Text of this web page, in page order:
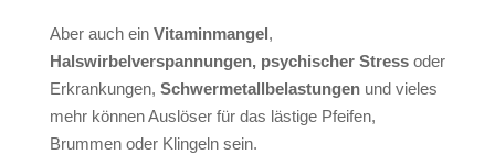
Aber auch ein Vitaminmangel,
Halswirbelverspannungen, psychischer Stressoder
Erkrankungen, Schwermetallbelastungenund vieles
mehr können Auslöser für das lästige Pfeifen,
Brummen oder Klingeln sein.